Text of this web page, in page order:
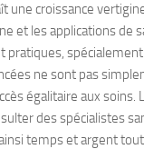
une croissance
et les applications de
pratiques,
ne sont pas
égalitaire aux soins.
des spécialistes
temps et argent